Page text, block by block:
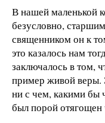
В нашей маленькой
безусловно,
священником он к
это казалось нам
заключалось в том,
пример живой веры.
ни с чем, какими бы
был порой отягощен